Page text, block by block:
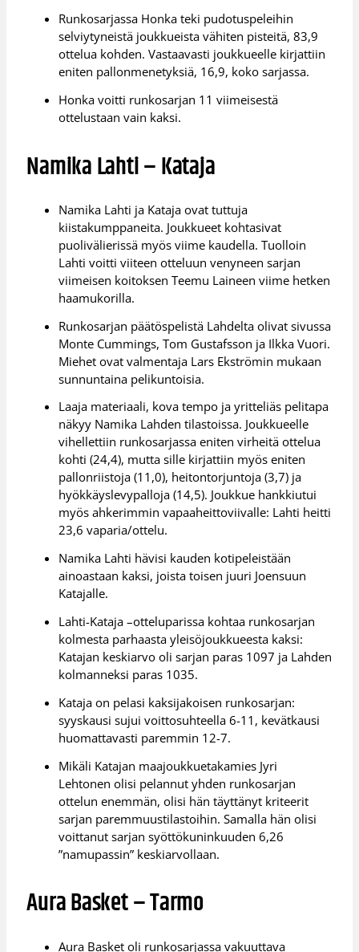
Runkosarjassa Honka teki pudotuspeleihin
selviytyneistä joukkueista vähiten pisteitä, 83,9
ottelua kohden. Vastaavasti joukkueelle kirjattiin
eniten pallonmenetyksiä, 16,9, koko sarjassa.
Honka voitti runkosarjan 11 viimeisestä
ottelustaan vain kaksi.
Namika Lahti – Kataja
Namika Lahti ja Kataja ovat tuttuja
kiistakumppaneita. Joukkueet kohtasivat
puolivälierissä myös viime kaudella. Tuolloin
Lahti voitti viiteen otteluun venyneen sarjan
viimeisen koitoksen Teemu Laineen viime hetken
haamukorilla.
Runkosarjan päätöspelistä Lahdelta olivat sivussa
Monte Cummings, Tom Gustafsson ja Ilkka Vuori.
Miehet ovat valmentaja Lars Ekströmin mukaan
sunnuntaina pelikuntoisia.
Laaja materiaali, kova tempo ja yritteliäs pelitapa
näkyy Namika Lahden tilastoissa. Joukkueelle
vihellettiin runkosarjassa eniten virheitä ottelua
kohti (24,4), mutta sille kirjattiin myös eniten
pallonriistoja (11,0), heitontorjuntoja (3,7) ja
hyökkäyslevypalloja (14,5). Joukkue hankkiutui
myös ahkerimmin vapaaheittoviivalle: Lahti heitti
23,6 vaparia/ottelu.
Namika Lahti hävisi kauden kotipeleistään
ainoastaan kaksi, joista toisen juuri Joensuun
Katajalle.
Lahti-Kataja –otteluparissa kohtaa runkosarjan
kolmesta parhaasta yleisöjoukkueesta kaksi:
Katajan keskiarvo oli sarjan paras 1097 ja Lahden
kolmanneksi paras 1035.
Kataja on pelasi kaksijakoisen runkosarjan:
syyskausi sujui voittosuhteella 6-11, kevätkausi
huomattavasti paremmin 12-7.
Mikäli Katajan maajoukkuetakamies Jyri
Lehtonen olisi pelannut yhden runkosarjan
ottelun enemmän, olisi hän täyttänyt kriteerit
sarjan paremmuustilastoihin. Samalla hän olisi
voittanut sarjan syöttökuninkuuden 6,26
”namupassin” keskiarvollaan.
Aura Basket – Tarmo
Aura Basket oli runkosarjassa vakuuttava